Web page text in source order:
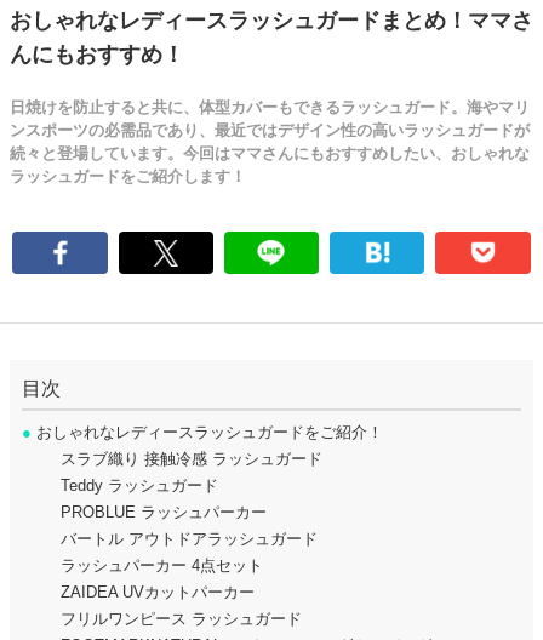
おしゃれなレディースラッシュガードまとめ！ママさ
んにもおすすめ！
日焼けを防止すると共に、体型カバーもできるラッシュガード。海やマリ
ンスポーツの必需品であり、最近ではデザイン性の高いラッシュガードが
続々と登場しています。今回はママさんにもおすすめしたい、おしゃれな
ラッシュガードをご紹介します！
目次
● おしゃれなレディースラッシュガードをご紹介！
スラブ織り 接触冷感 ラッシュガード
Teddy ラッシュガード
PROBLUE ラッシュパーカー
バートル アウトドアラッシュガード
ラッシュパーカー 4点セット
ZAIDEA UVカットパーカー
フリルワンピース ラッシュガード